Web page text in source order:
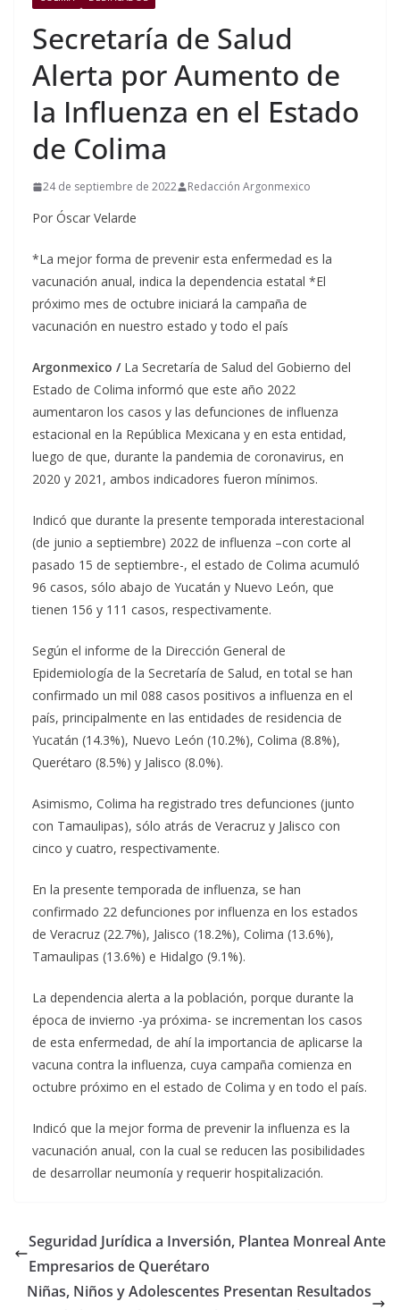
Secretaría de Salud
Alerta por Aumento de
la Influenza en el Estado
de Colima
24 de septiembre de 2022 Redacción Argonmexico
Por Óscar Velarde
*La mejor forma de prevenir esta enfermedad es la
vacunación anual, indica la dependencia estatal *El
próximo mes de octubre iniciará la campaña de
vacunación en nuestro estado y todo el país
Argonmexico / La Secretaría de Salud del Gobierno del
Estado de Colima informó que este año 2022
aumentaron los casos y las defunciones de influenza
estacional en la República Mexicana y en esta entidad,
luego de que, durante la pandemia de coronavirus, en
2020 y 2021, ambos indicadores fueron mínimos.
Indicó que durante la presente temporada interestacional
(de junio a septiembre) 2022 de influenza –con corte al
pasado 15 de septiembre-, el estado de Colima acumuló
96 casos, sólo abajo de Yucatán y Nuevo León, que
tienen 156 y 111 casos, respectivamente.
Según el informe de la Dirección General de
Epidemiología de la Secretaría de Salud, en total se han
confirmado un mil 088 casos positivos a influenza en el
país, principalmente en las entidades de residencia de
Yucatán (14.3%), Nuevo León (10.2%), Colima (8.8%),
Querétaro (8.5%) y Jalisco (8.0%).
Asimismo, Colima ha registrado tres defunciones (junto
con Tamaulipas), sólo atrás de Veracruz y Jalisco con
cinco y cuatro, respectivamente.
En la presente temporada de influenza, se han
confirmado 22 defunciones por influenza en los estados
de Veracruz (22.7%), Jalisco (18.2%), Colima (13.6%),
Tamaulipas (13.6%) e Hidalgo (9.1%).
La dependencia alerta a la población, porque durante la
época de invierno -ya próxima- se incrementan los casos
de esta enfermedad, de ahí la importancia de aplicarse la
vacuna contra la influenza, cuya campaña comienza en
octubre próximo en el estado de Colima y en todo el país.
Indicó que la mejor forma de prevenir la influenza es la
vacunación anual, con la cual se reducen las posibilidades
de desarrollar neumonía y requerir hospitalización.
Seguridad Jurídica a Inversión, Plantea Monreal Ante
Empresarios de Querétaro
Niñas, Niños y Adolescentes Presentan Resultados